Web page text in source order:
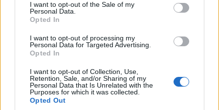
I want to opt-out of the Sale of my
Personal Data.
Opted In
I want to opt-out of processing my
Personal Data for Targeted Advertising.
Opted In
I want to opt-out of Collection, Use,
Retention, Sale, and/or Sharing of my
Personal Data that Is Unrelated with the
Purposes for which it was collected.
Opted Out
18η συνεχόμενη χρονιά για τον ΟΤΕ στη διεθνή σειρά δεικτών
πύλες του σε όλους